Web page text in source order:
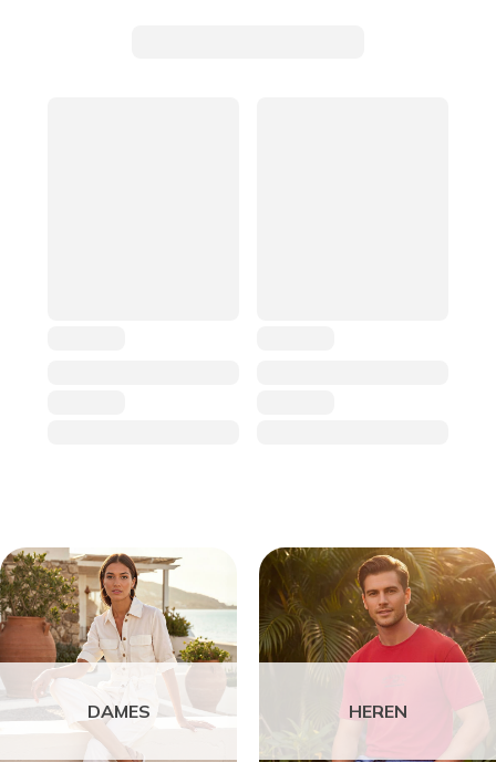
DAMES HEREN